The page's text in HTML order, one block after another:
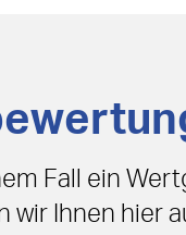
Fall ein
wir Ihnen hier